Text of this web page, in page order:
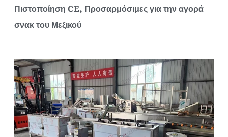
Πιστοποίηση CE, Προσαρμόσιμες για την αγορά
σνακ του Μεξικού